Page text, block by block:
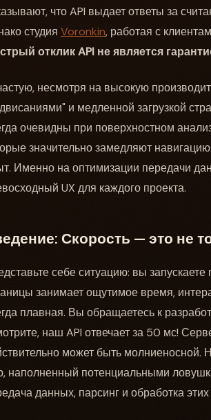
что API выдает ответы за
студия Voronkin, работая с
отклик API не является
несмотря на высокую
и медленной загрузкой
очевидны при поверхностном
значительно замедляют
Именно на оптимизации передачи
UX для каждого проекта.
Скорость — это не
себе ситуацию: вы
занимает ощутимое время,
плавная. Вы обращаетесь к
наш API отвечает за 50 мс!
может быть
наполненный потенциальными
данных, парсинг и обработка